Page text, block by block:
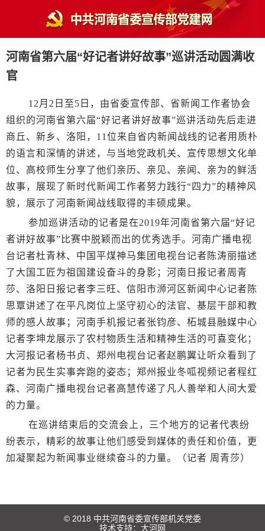
河南省第六届“好记者讲好故事”巡讲活动圆满收
官
12月2日至5日，由省委宣传部、省新闻工作者协会
组织的河南省第六届“好记者讲好故事”巡讲活动先后走进
商丘、新乡、洛阳，11位来自省内新闻战线的记者用质朴
的语言和深情的讲述，与当地党政机关、宣传思想文化单
位、高校师生分享了他们亲历、亲见、亲闻、亲为的鲜活
故事，展现了新时代新闻工作者努力践行“四力”的精神风
貌，展示了河南新闻战线取得的丰硕成果。
参加巡讲活动的记者是在2019年河南省第六届“好记
者讲好故事”比赛中脱颖而出的优秀选手。河南广播电视
台记者杜青林、中国平煤神马集团电视台记者陈涛丽描述
了大国工匠为祖国建设奋斗的身影；河南日报记者周青
莎、洛阳日报记者李三旺、信阳市浉河区新闻中心记者陈
思覃讲述了在平凡岗位上坚守初心的法官、基层干部和教
师的感人故事；河南手机报记者张钧彦、柘城县融媒中心
记者李坤龙展示了农村物质生活和精神生活的可喜变化；
大河报记者杨书贞、郑州电视台记者赵鹏翼让听众看到了
记者为民生实事奔跑的姿态；郑州报业冬呱视频记者程红
森、河南广播电视台记者高慧传递了凡人善举和人间大爱
的力量。
在巡讲结束后的交流会上，三个地方的记者代表纷
纷表示，精彩的故事让他们感受到媒体的责任和价值，更
加凝聚起为新闻事业继续奋斗的力量。（记者 周青莎）
© 2018 中共河南省委宣传部机关党委
技术支持： 大河网